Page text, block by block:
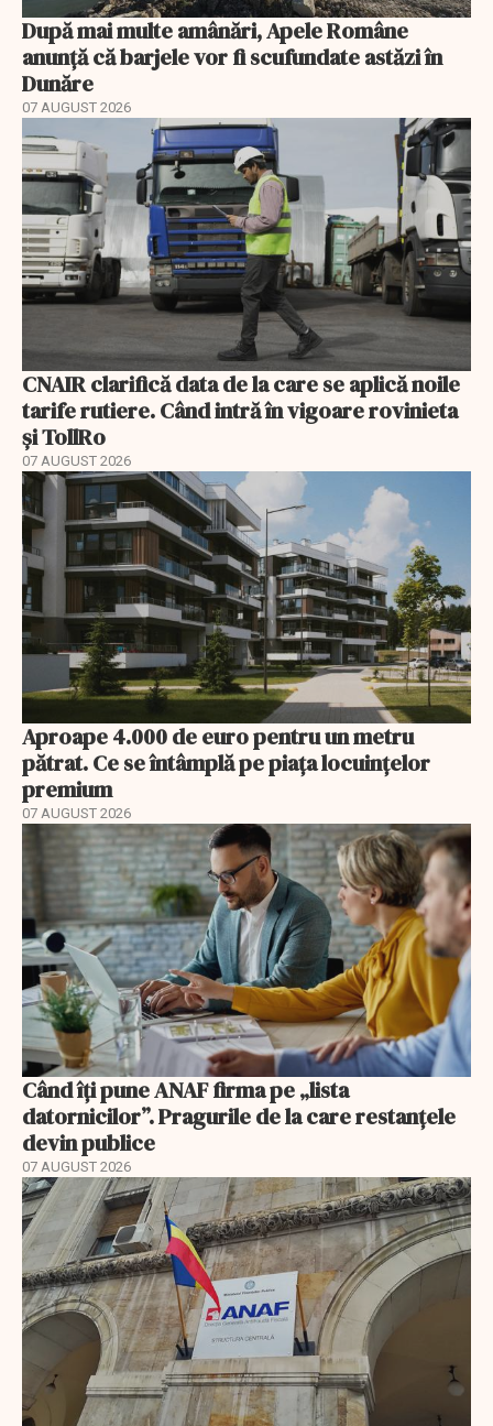
După mai multe amânări, Apele Române
anunță că barjele vor fi scufundate astăzi în
Dunăre
07 AUGUST 2026
CNAIR clarifică data de la care se aplică noile
tarife rutiere. Când intră în vigoare rovinieta
și TollRo
07 AUGUST 2026
Aproape 4.000 de euro pentru un metru
pătrat. Ce se întâmplă pe piața locuințelor
premium
07 AUGUST 2026
Când îți pune ANAF firma pe „lista
datornicilor”. Pragurile de la care restanțele
devin publice
07 AUGUST 2026